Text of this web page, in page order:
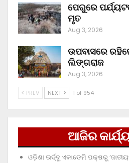
ପେରୁରେ
ମୃତ
Aug 3, 2026
ଉପବାସରେ
ଲିଙ୍ଗରାଜ
Aug 3, 2026
PREV NEXT 1 of 954
ଆଜିର
ଓଡ଼ିଶା ଊର୍ଦ୍ଦୁ ଏକାଡେମି ପକ୍ଷରୁ